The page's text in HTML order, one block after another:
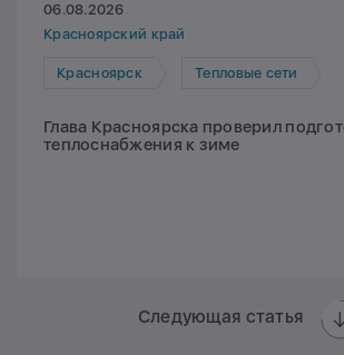
06.08.2026
Красноярский край
Красноярск Тепловые сети
Глава Красноярска проверил
теплоснабжения к зиме
Следующая статья